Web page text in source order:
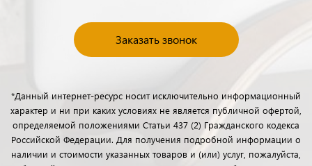
Заказать звонок
*Данный интернет-ресурс носит исключительно информационный
характер и ни при каких условиях не является публичной офертой,
определяемой положениями Статьи 437 (2) Гражданского кодекса
Российской Федерации. Для получения подробной информации о
наличии и стоимости указанных товаров и (или) услуг, пожалуйста,